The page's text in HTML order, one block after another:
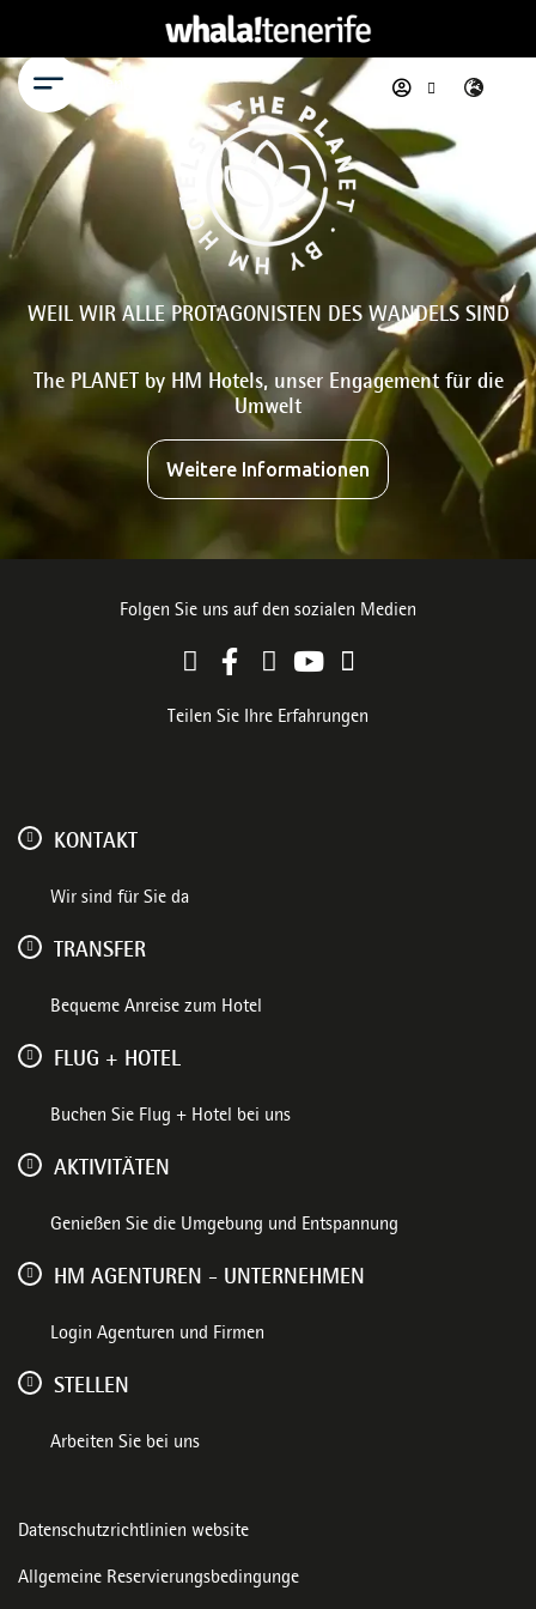
Menü
WEIL WIR ALLE PROTAGONISTEN DES WANDELS SIND
The PLANET by HM Hotels, unser Engagement für die
Umwelt
Weitere Informationen
Folgen Sie uns auf den sozialen Medien
Teilen Sie Ihre Erfahrungen
KONTAKT
Wir sind für Sie da
TRANSFER
Bequeme Anreise zum Hotel
FLUG + HOTEL
Buchen Sie Flug + Hotel bei uns
AKTIVITÄTEN
Genießen Sie die Umgebung und Entspannung
HM AGENTUREN - UNTERNEHMEN
Login Agenturen und Firmen
STELLEN
Arbeiten Sie bei uns
Datenschutzrichtlinien website
Allgemeine Reservierungsbedingunge